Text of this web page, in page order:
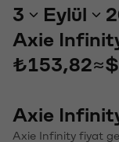
3 Eylül
Axie
₺153,82≈
Axie
Axie Infinity fiyat